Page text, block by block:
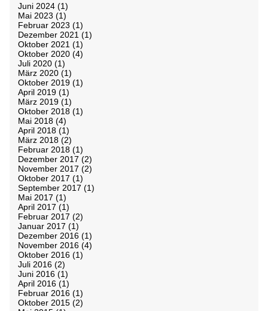
Juni 2024 (1)
Mai 2023 (1)
Februar 2023 (1)
Dezember 2021 (1)
Oktober 2021 (1)
Oktober 2020 (4)
Juli 2020 (1)
März 2020 (1)
Oktober 2019 (1)
April 2019 (1)
März 2019 (1)
Oktober 2018 (1)
Mai 2018 (4)
April 2018 (1)
März 2018 (2)
Februar 2018 (1)
Dezember 2017 (2)
November 2017 (2)
Oktober 2017 (1)
September 2017 (1)
Mai 2017 (1)
April 2017 (1)
Februar 2017 (2)
Januar 2017 (1)
Dezember 2016 (1)
November 2016 (4)
Oktober 2016 (1)
Juli 2016 (2)
Juni 2016 (1)
April 2016 (1)
Februar 2016 (1)
Oktober 2015 (2)